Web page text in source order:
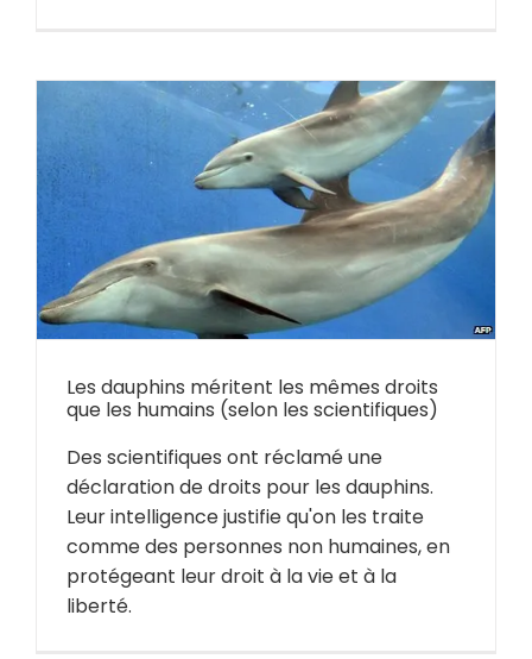
Les dauphins méritent les mêmes droits
que les humains (selon les scientifiques)
Des scientifiques ont réclamé une
déclaration de droits pour les dauphins.
Leur intelligence justifie qu'on les traite
comme des personnes non humaines, en
protégeant leur droit à la vie et à la
liberté.